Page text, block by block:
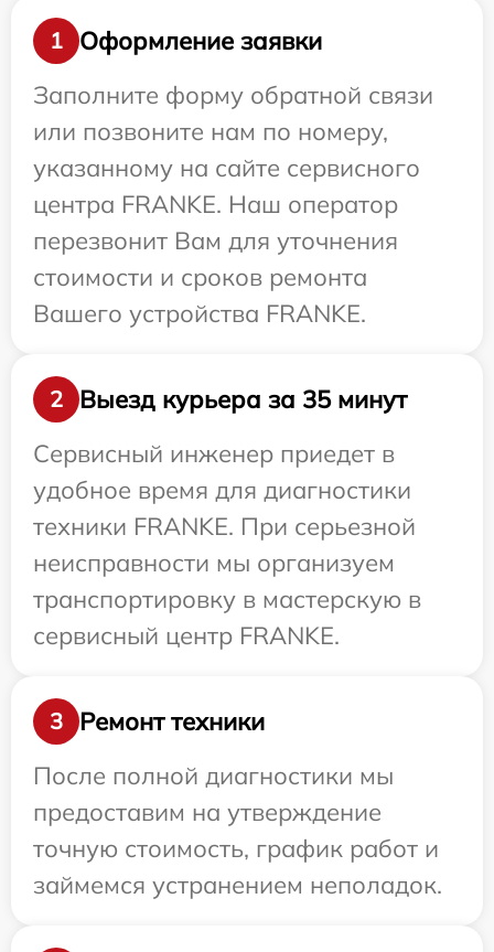
1
Оформление заявки
Заполните форму обратной связи
или позвоните нам по номеру,
указанному на сайте сервисного
центра FRANKE. Наш оператор
перезвонит Вам для уточнения
стоимости и сроков ремонта
Вашего устройства FRANKE.
2
Выезд курьера за 35 минут
Сервисный инженер приедет в
удобное время для диагностики
техники FRANKE. При серьезной
неисправности мы организуем
транспортировку в мастерскую в
сервисный центр FRANKE.
3
Ремонт техники
После полной диагностики мы
предоставим на утверждение
точную стоимость, график работ и
займемся устранением неполадок.